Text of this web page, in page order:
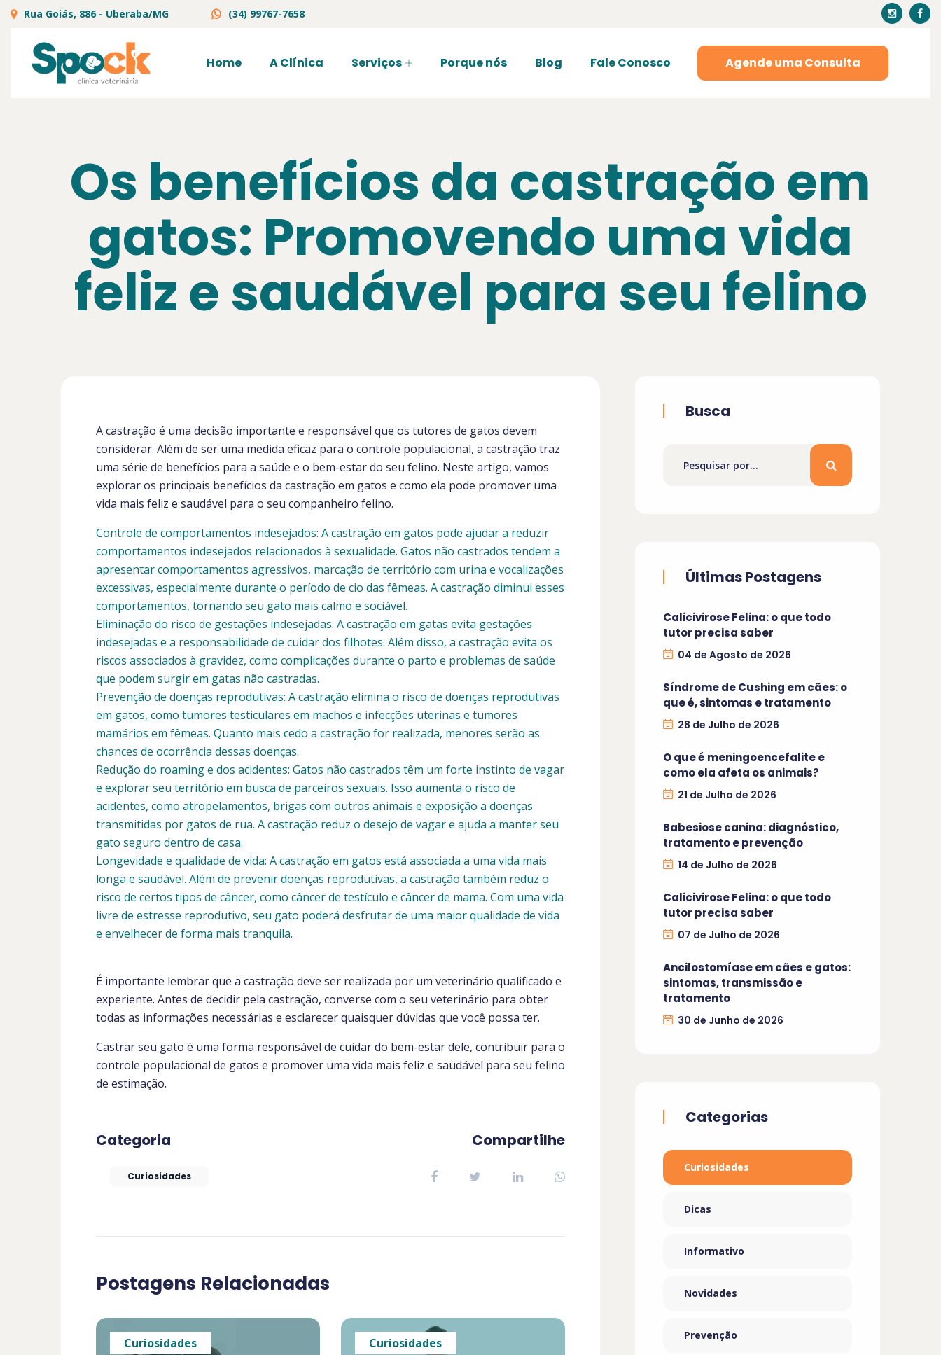
Rua Goiás, 886 - Uberaba/MG (34) 99767-7658
Home A Clínica Serviços Porque nós Blog Fale Conosco Agende uma Consulta
Os benefícios da castração em
gatos: Promovendo uma vida
feliz e saudável para seu felino
A castração é uma decisão importante e responsável que os tutores de gatos devem
considerar. Além de ser uma medida eficaz para o controle populacional, a castração traz
uma série de benefícios para a saúde e o bem-estar do seu felino. Neste artigo, vamos
explorar os principais benefícios da castração em gatos e como ela pode promover uma
vida mais feliz e saudável para o seu companheiro felino.
Controle de comportamentos indesejados: A castração em gatos pode ajudar a reduzir
comportamentos indesejados relacionados à sexualidade. Gatos não castrados tendem a
apresentar comportamentos agressivos, marcação de território com urina e vocalizações
excessivas, especialmente durante o período de cio das fêmeas. A castração diminui esses
comportamentos, tornando seu gato mais calmo e sociável.
Eliminação do risco de gestações indesejadas: A castração em gatas evita gestações
indesejadas e a responsabilidade de cuidar dos filhotes. Além disso, a castração evita os
riscos associados à gravidez, como complicações durante o parto e problemas de saúde
que podem surgir em gatas não castradas.
Prevenção de doenças reprodutivas: A castração elimina o risco de doenças reprodutivas
em gatos, como tumores testiculares em machos e infecções uterinas e tumores
mamários em fêmeas. Quanto mais cedo a castração for realizada, menores serão as
chances de ocorrência dessas doenças.
Redução do roaming e dos acidentes: Gatos não castrados têm um forte instinto de vagar
e explorar seu território em busca de parceiros sexuais. Isso aumenta o risco de
acidentes, como atropelamentos, brigas com outros animais e exposição a doenças
transmitidas por gatos de rua. A castração reduz o desejo de vagar e ajuda a manter seu
gato seguro dentro de casa.
Longevidade e qualidade de vida: A castração em gatos está associada a uma vida mais
longa e saudável. Além de prevenir doenças reprodutivas, a castração também reduz o
risco de certos tipos de câncer, como câncer de testículo e câncer de mama. Com uma vida
livre de estresse reprodutivo, seu gato poderá desfrutar de uma maior qualidade de vida
e envelhecer de forma mais tranquila.
É importante lembrar que a castração deve ser realizada por um veterinário qualificado e
experiente. Antes de decidir pela castração, converse com o seu veterinário para obter
todas as informações necessárias e esclarecer quaisquer dúvidas que você possa ter.
Castrar seu gato é uma forma responsável de cuidar do bem-estar dele, contribuir para o
controle populacional de gatos e promover uma vida mais feliz e saudável para seu felino
de estimação.
Categoria
Curiosidades
Compartilhe
Postagens Relacionadas
Curiosidades Curiosidades
Busca
Últimas Postagens
Calicivirose Felina: o que todo
tutor precisa saber
04 de Agosto de 2026
Síndrome de Cushing em cães: o
que é, sintomas e tratamento
28 de Julho de 2026
O que é meningoencefalite e
como ela afeta os animais?
21 de Julho de 2026
Babesiose canina: diagnóstico,
tratamento e prevenção
14 de Julho de 2026
Calicivirose Felina: o que todo
tutor precisa saber
07 de Julho de 2026
Ancilostomíase em cães e gatos:
sintomas, transmissão e
tratamento
30 de Junho de 2026
Categorias
Curiosidades
Dicas
Informativo
Novidades
Prevenção